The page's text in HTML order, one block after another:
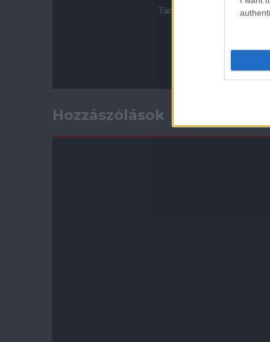
Támogasd adományoddal
Hozzászólások